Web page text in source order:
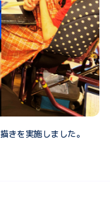
を実施しました。